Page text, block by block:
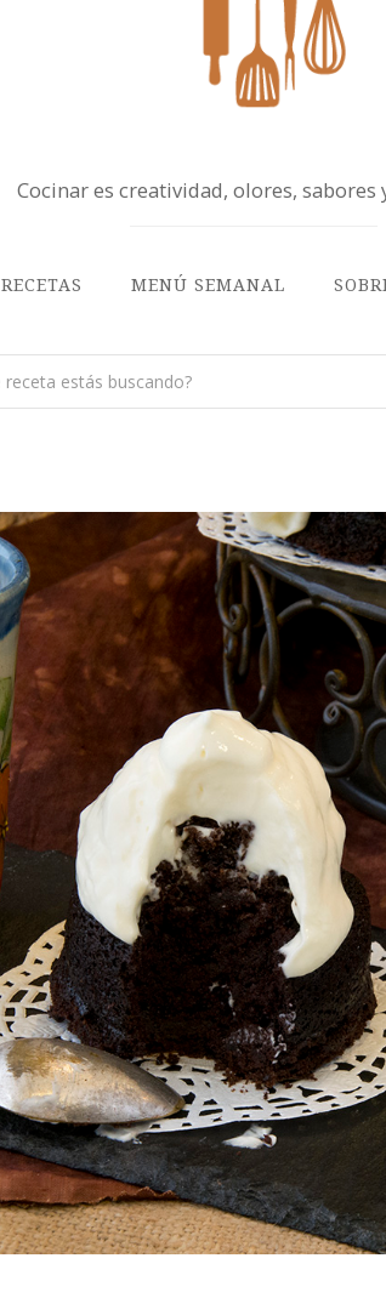
Cocinar es creatividad, olores,
RECETAS MENÚ SEMANAL